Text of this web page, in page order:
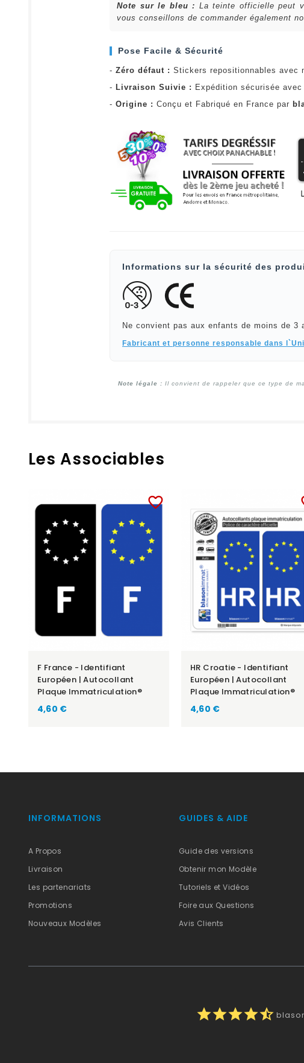
Note sur le bleu : La teinte officielle peut
vous conseillons de commander également
Pose Facile & Sécurité
- Zéro défaut : Stickers repositionnables avec
- Livraison Suivie : Expédition sécurisée avec
- Origine : Conçu et Fabriqué en France par
Informations sur la sécurité des
Ne convient pas aux enfants de moins de 3
Fabricant et personne responsable dans
Note légale : Il convient de rappeler que ce type de
Les Associables
favorite_border
F France - Identifiant
Européen | Autocollant
Plaque Immatriculation®
Prix
4,60 €
HR Croatie - Identifiant
Européen | Autocollant
Plaque Immatriculation®
Prix
4,60 €
INFORMATIONS
A Propos
Livraison
Les partenariats
Promotions
Nouveaux Modèles
GUIDES & AIDE
Guide des versions
Obtenir mon Modèle
Tutoriels et Vidéos
Foire aux Questions
Avis Clients
starstarstarstarstar_half